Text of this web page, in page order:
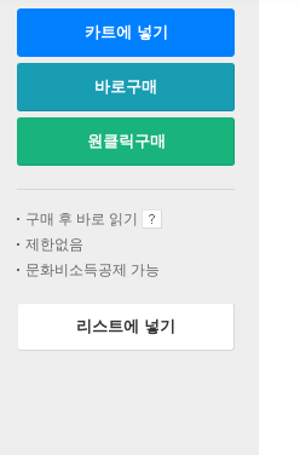
카트에 넣기
바로구매
원클릭구매
구매 후 바로 읽기
제한없음
문화비소득공제 가능
리스트에 넣기